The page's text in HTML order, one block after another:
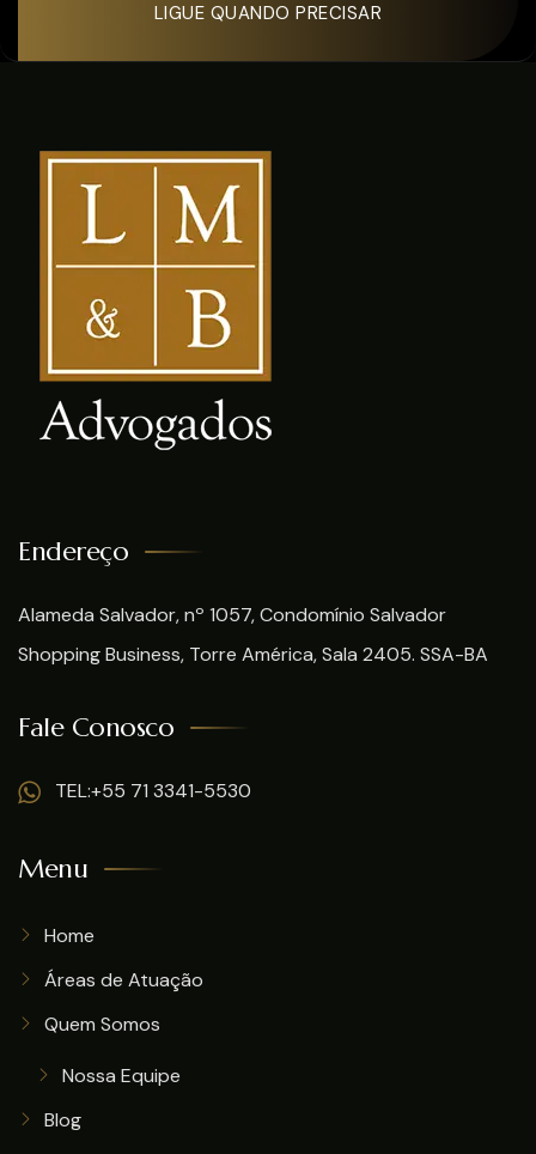
LIGUE QUANDO PRECISAR
Endereço
Alameda Salvador, nº 1057, Condomínio Salvador
Shopping Business, Torre América, Sala 2405. SSA-BA
Fale Conosco
TEL:+55 71 3341-5530
Menu
Home
Áreas de Atuação
Quem Somos
Nossa Equipe
Blog